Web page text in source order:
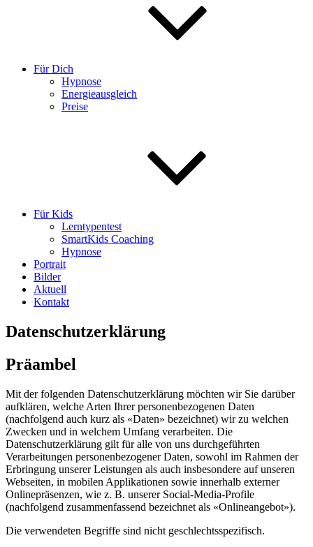
Für Dich
Hypnose
Energieausgleich
Preise
Für Kids
Lerntypentest
SmartKids Coaching
Hypnose
Portrait
Bilder
Aktuell
Kontakt
Datenschutzerklärung
Präambel
Mit der folgenden Datenschutzerklärung möchten wir Sie darüber
aufklären, welche Arten Ihrer personenbezogenen Daten
(nachfolgend auch kurz als «Daten» bezeichnet) wir zu welchen
Zwecken und in welchem Umfang verarbeiten. Die
Datenschutzerklärung gilt für alle von uns durchgeführten
Verarbeitungen personenbezogener Daten, sowohl im Rahmen der
Erbringung unserer Leistungen als auch insbesondere auf unseren
Webseiten, in mobilen Applikationen sowie innerhalb externer
Onlinepräsenzen, wie z. B. unserer Social-Media-Profile
(nachfolgend zusammenfassend bezeichnet als «Onlineangebot»).
Die verwendeten Begriffe sind nicht geschlechtsspezifisch.